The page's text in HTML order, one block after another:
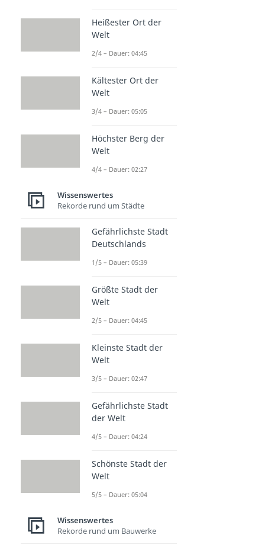
Heißester Ort der
Welt
2/4 – Dauer: 04:45
Kältester Ort der
Welt
3/4 – Dauer: 05:05
Höchster Berg der
Welt
4/4 – Dauer: 02:27
Wissenswertes
Rekorde rund um Städte
Gefährlichste Stadt
Deutschlands
1/5 – Dauer: 05:39
Größte Stadt der
Welt
2/5 – Dauer: 04:45
Kleinste Stadt der
Welt
3/5 – Dauer: 02:47
Gefährlichste Stadt
der Welt
4/5 – Dauer: 04:24
Schönste Stadt der
Welt
5/5 – Dauer: 05:04
Wissenswertes
Rekorde rund um Bauwerke